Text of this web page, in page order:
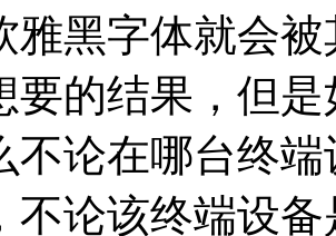
雅黑字体就会
要的结果，但
不论在哪台终
不论该终端设